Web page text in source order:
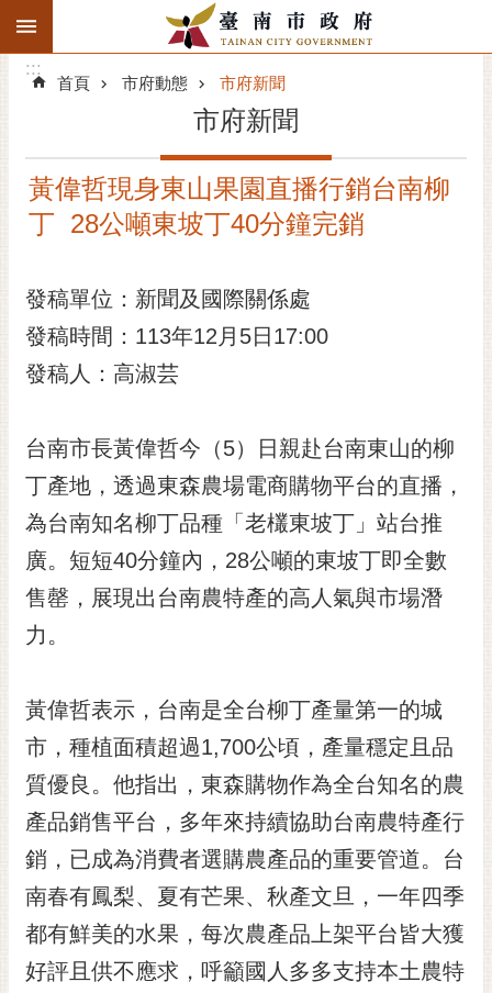
跳到主要內容區塊
搜
階
精彩府城
市府團隊
主題服務
市民互動
黃
偉
哲
螢
光
桐
花
祭
網
站
導
覽
訂
閱
:::
:::
首頁 市府動態 市府新聞
市府新聞
黃偉哲現身東山果園直播行銷台南柳
丁 28公噸東坡丁40分鐘完銷
發稿單位：新聞及國際關係處
發稿時間：113年12月5日17:00
發稿人：高淑芸
台南市長黃偉哲今（5）日親赴台南東山的柳
丁產地，透過東森農場電商購物平台的直播，
為台南知名柳丁品種「老欉東坡丁」站台推
廣。短短40分鐘內，28公噸的東坡丁即全數
售罄，展現出台南農特產的高人氣與市場潛
力。
黃偉哲表示，台南是全台柳丁產量第一的城
市，種植面積超過1,700公頃，產量穩定且品
質優良。他指出，東森購物作為全台知名的農
產品銷售平台，多年來持續協助台南農特產行
銷，已成為消費者選購農產品的重要管道。台
南春有鳳梨、夏有芒果、秋產文旦，一年四季
都有鮮美的水果，每次農產品上架平台皆大獲
好評且供不應求，呼籲國人多多支持本土農特